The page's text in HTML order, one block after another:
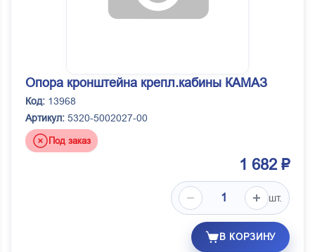
Опора кронштейна крепл.кабины КАМАЗ
Код: 13968
Артикул: 5320-5002027-00
Под заказ
1 682 ₽
шт.
В КОРЗИНУ